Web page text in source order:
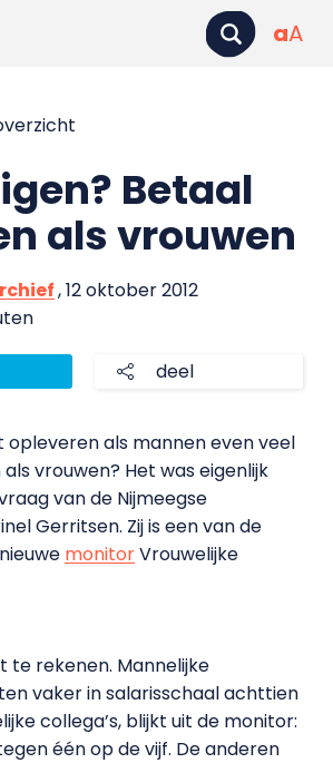
aA
Betaal
als vrouwen
, 12 oktober 2012
deel
opleveren als mannen even veel
vrouwen? Het was eigenlijk
van de Nijmeegse
Gerritsen. Zij is een van de
monitorVrouwelijke
te rekenen. Mannelijke
vaker in salarisschaal achttien
collega’s, blijkt uit de monitor:
één op de vijf. De anderen